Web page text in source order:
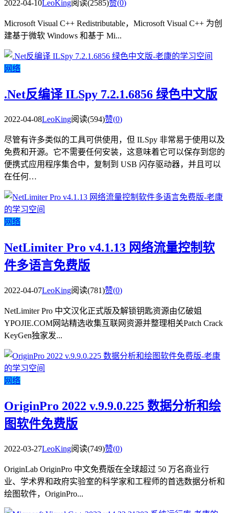
2022-04-10LeoKing阅读(2585)赞(0)
Microsoft Visual C++ Redistributable，Microsoft Visual C++ 为创
建基于微软 Windows 和基于 Mi...
网络
.Net反编译 ILSpy 7.2.1.6856 绿色中文版
2022-04-08LeoKing阅读(594)赞(0)
尽管有许多类似的工具可供使用，但 ILSpy 非常易于使用以及
免费和开源。它不需要任何安装，这意味着它可以保存到您的
便携式应用程序集合中，复制到 USB 闪存驱动器，并且可以
在任何…
网络
NetLimiter Pro v4.1.13 网络流量控制软
件多语言免费版
2022-04-07LeoKing阅读(781)赞(0)
NetLimiter Pro 中文汉化正式版及解锁钥匙资源由亿破姐
YPOJIE.COM网站精选收集互联网资源并整理相关Patch Crack
KeyGen独家发...
网络
OriginPro 2022 v.9.9.0.225 数据分析和绘
图软件免费版
2022-03-27LeoKing阅读(749)赞(0)
OriginLab OriginPro 中文免费版在全球超过 50 万名商业行
业、学术界和政府实验室的科学家和工程师的首选数据分析和
绘图软件，OriginPro...